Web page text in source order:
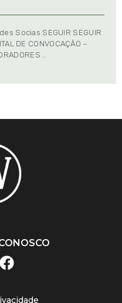
Socias SEGUIR SEGUIR
DE CONVOCAÇÃO –
…